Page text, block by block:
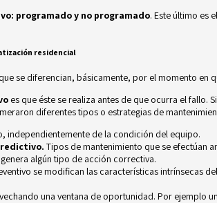
programado y no programado. Este último es
residencial
se diferencian, básicamente, por el momento en
es que éste se realiza antes de que ocurra el
diferentes tipos o estrategias de
independientemente de la condición del equipo.
Tipos de mantenimiento que se efectúan
algún tipo de acción correctiva.
se modifican las características intrínsecas
una ventana de oportunidad. Por